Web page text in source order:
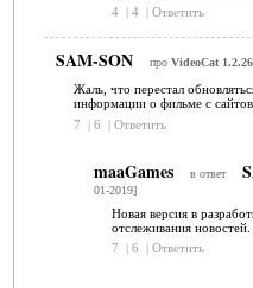
4 | 4 | Ответить
SAM-SON про VideoCat
Жаль, что перестал
информации о фильме с
7
| 6 | Ответить
maaGames в ответ
01-2019]
Новая версия в
отслеживания новостей.
7
| 6 | Ответить